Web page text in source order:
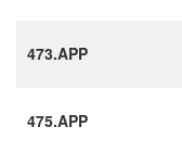
473.APP
475.APP